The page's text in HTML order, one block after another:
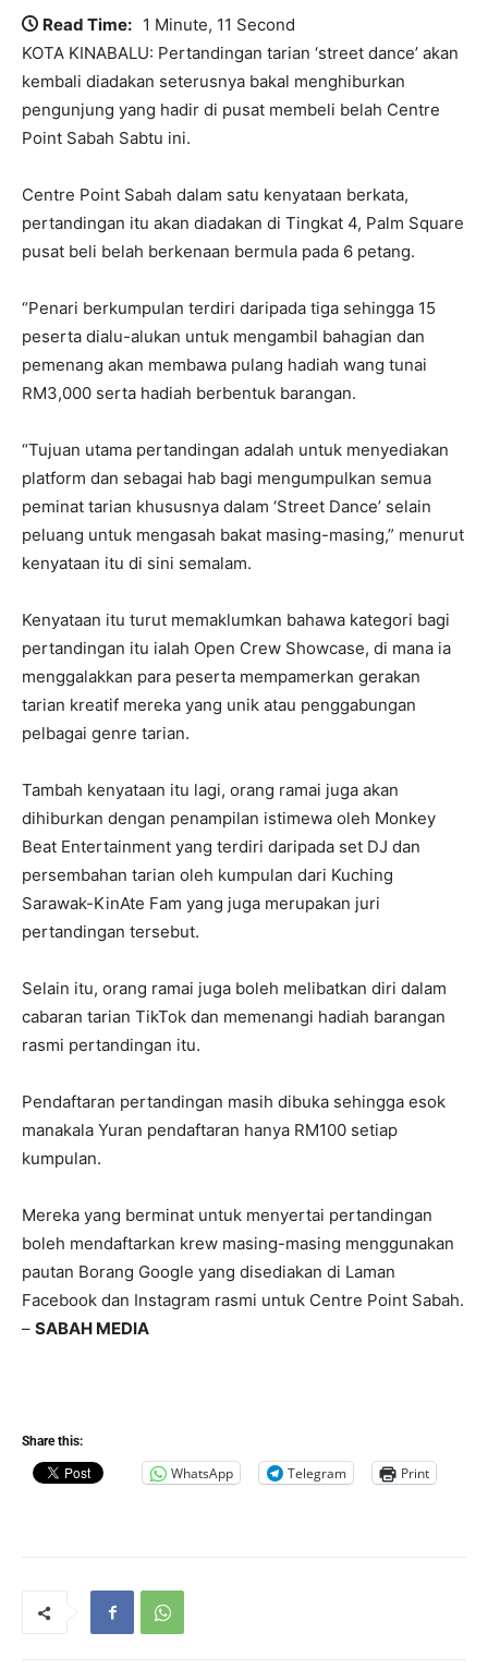
Read Time: 1 Minute, 11 Second
KOTA KINABALU: Pertandingan tarian ‘street dance’ akan
kembali diadakan seterusnya bakal menghiburkan
pengunjung yang hadir di pusat membeli belah Centre
Point Sabah Sabtu ini.
Centre Point Sabah dalam satu kenyataan berkata,
pertandingan itu akan diadakan di Tingkat 4, Palm Square
pusat beli belah berkenaan bermula pada 6 petang.
“Penari berkumpulan terdiri daripada tiga sehingga 15
peserta dialu-alukan untuk mengambil bahagian dan
pemenang akan membawa pulang hadiah wang tunai
RM3,000 serta hadiah berbentuk barangan.
“Tujuan utama pertandingan adalah untuk menyediakan
platform dan sebagai hab bagi mengumpulkan semua
peminat tarian khususnya dalam ‘Street Dance’ selain
peluang untuk mengasah bakat masing-masing,” menurut
kenyataan itu di sini semalam.
Kenyataan itu turut memaklumkan bahawa kategori bagi
pertandingan itu ialah Open Crew Showcase, di mana ia
menggalakkan para peserta mempamerkan gerakan
tarian kreatif mereka yang unik atau penggabungan
pelbagai genre tarian.
Tambah kenyataan itu lagi, orang ramai juga akan
dihiburkan dengan penampilan istimewa oleh Monkey
Beat Entertainment yang terdiri daripada set DJ dan
persembahan tarian oleh kumpulan dari Kuching
Sarawak-KinAte Fam yang juga merupakan juri
pertandingan tersebut.
Selain itu, orang ramai juga boleh melibatkan diri dalam
cabaran tarian TikTok dan memenangi hadiah barangan
rasmi pertandingan itu.
Pendaftaran pertandingan masih dibuka sehingga esok
manakala Yuran pendaftaran hanya RM100 setiap
kumpulan.
Mereka yang berminat untuk menyertai pertandingan
boleh mendaftarkan krew masing-masing menggunakan
pautan Borang Google yang disediakan di Laman
Facebook dan Instagram rasmi untuk Centre Point Sabah.
– SABAH MEDIA
Share this:
WhatsApp Telegram Print